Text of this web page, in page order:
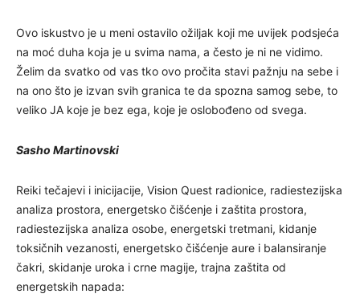
Ovo iskustvo je u meni ostavilo ožiljak koji me uvijek podsjeća
na moć duha koja je u svima nama, a često je ni ne vidimo.
Želim da svatko od vas tko ovo pročita stavi pažnju na sebe i
na ono što je izvan svih granica te da spozna samog sebe, to
veliko JA koje je bez ega, koje je oslobođeno od svega.
Sasho Martinovski
Reiki tečajevi i inicijacije, Vision Quest radionice, radiestezijska
analiza prostora, energetsko čišćenje i zaštita prostora,
radiestezijska analiza osobe, energetski tretmani, kidanje
toksičnih vezanosti, energetsko čišćenje aure i balansiranje
čakri, skidanje uroka i crne magije, trajna zaštita od
energetskih napada: